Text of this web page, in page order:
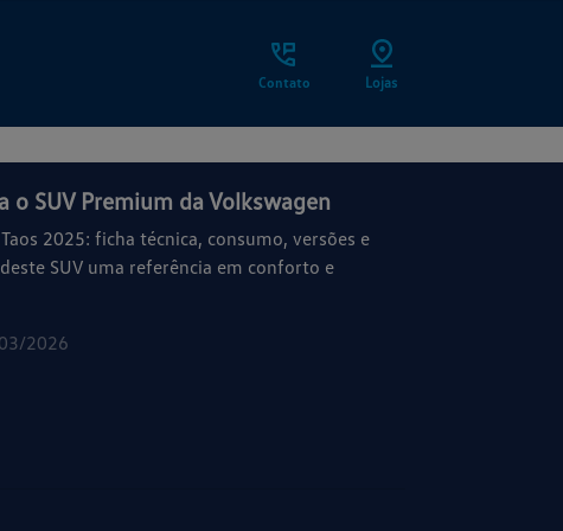
Contato Lojas
o SUV Premium da Volkswagen
2025: ficha técnica, consumo, versões e
SUV uma referência em conforto e
2026